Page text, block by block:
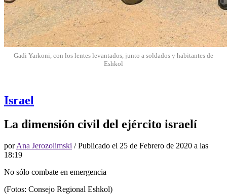
Gadi Yarkoni, con los lentes levantados, junto a soldados y habitantes de
Eshkol
Israel
La dimensión civil del ejército israelí
porAna Jerozolimski / Publicado el 25 de Febrero de 2020 a las
18:19
No sólo combate en emergencia
(Fotos: Consejo Regional Eshkol)